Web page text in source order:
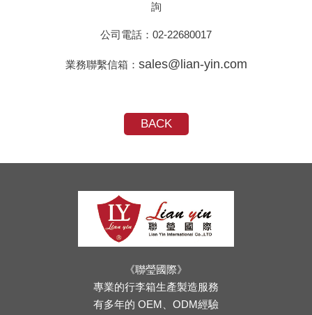
詢
公司電話： 02-22680017
業務聯繫信箱： sales@lian-yin.com
BACK
《聯瑩國際》
專業的行李箱生產製造服務
有多年的 OEM、ODM經驗